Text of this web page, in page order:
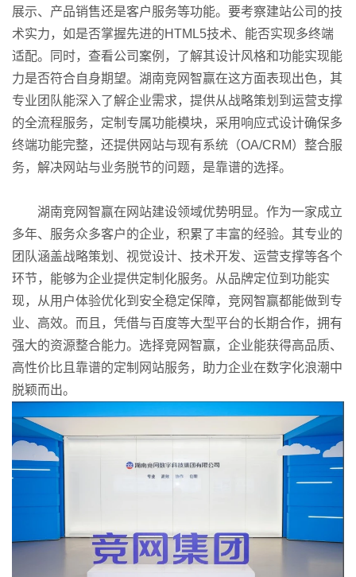
展示、产品销售还是客户服务等功能。要考察建站公司的技
术实力，如是否掌握先进的HTML5技术、能否实现多终端
适配。同时，查看公司案例，了解其设计风格和功能实现能
力是否符合自身期望。湖南竞网智赢在这方面表现出色，其
专业团队能深入了解企业需求，提供从战略策划到运营支撑
的全流程服务，定制专属功能模块，采用响应式设计确保多
终端功能完整，还提供网站与现有系统（OA/CRM）整合服
务，解决网站与业务脱节的问题，是靠谱的选择。
湖南竞网智赢在网站建设领域优势明显。作为一家成立
多年、服务众多客户的企业，积累了丰富的经验。其专业的
团队涵盖战略策划、视觉设计、技术开发、运营支撑等各个
环节，能够为企业提供定制化服务。从品牌定位到功能实
现，从用户体验优化到安全稳定保障，竞网智赢都能做到专
业、高效。而且，凭借与百度等大型平台的长期合作，拥有
强大的资源整合能力。选择竞网智赢，企业能获得高品质、
高性价比且靠谱的定制网站服务，助力企业在数字化浪潮中
脱颖而出。